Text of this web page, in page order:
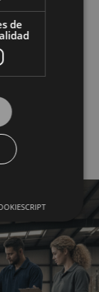
en El
de